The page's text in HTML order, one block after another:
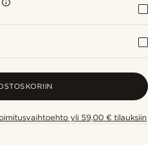
yli 59,00 € tilauksiin